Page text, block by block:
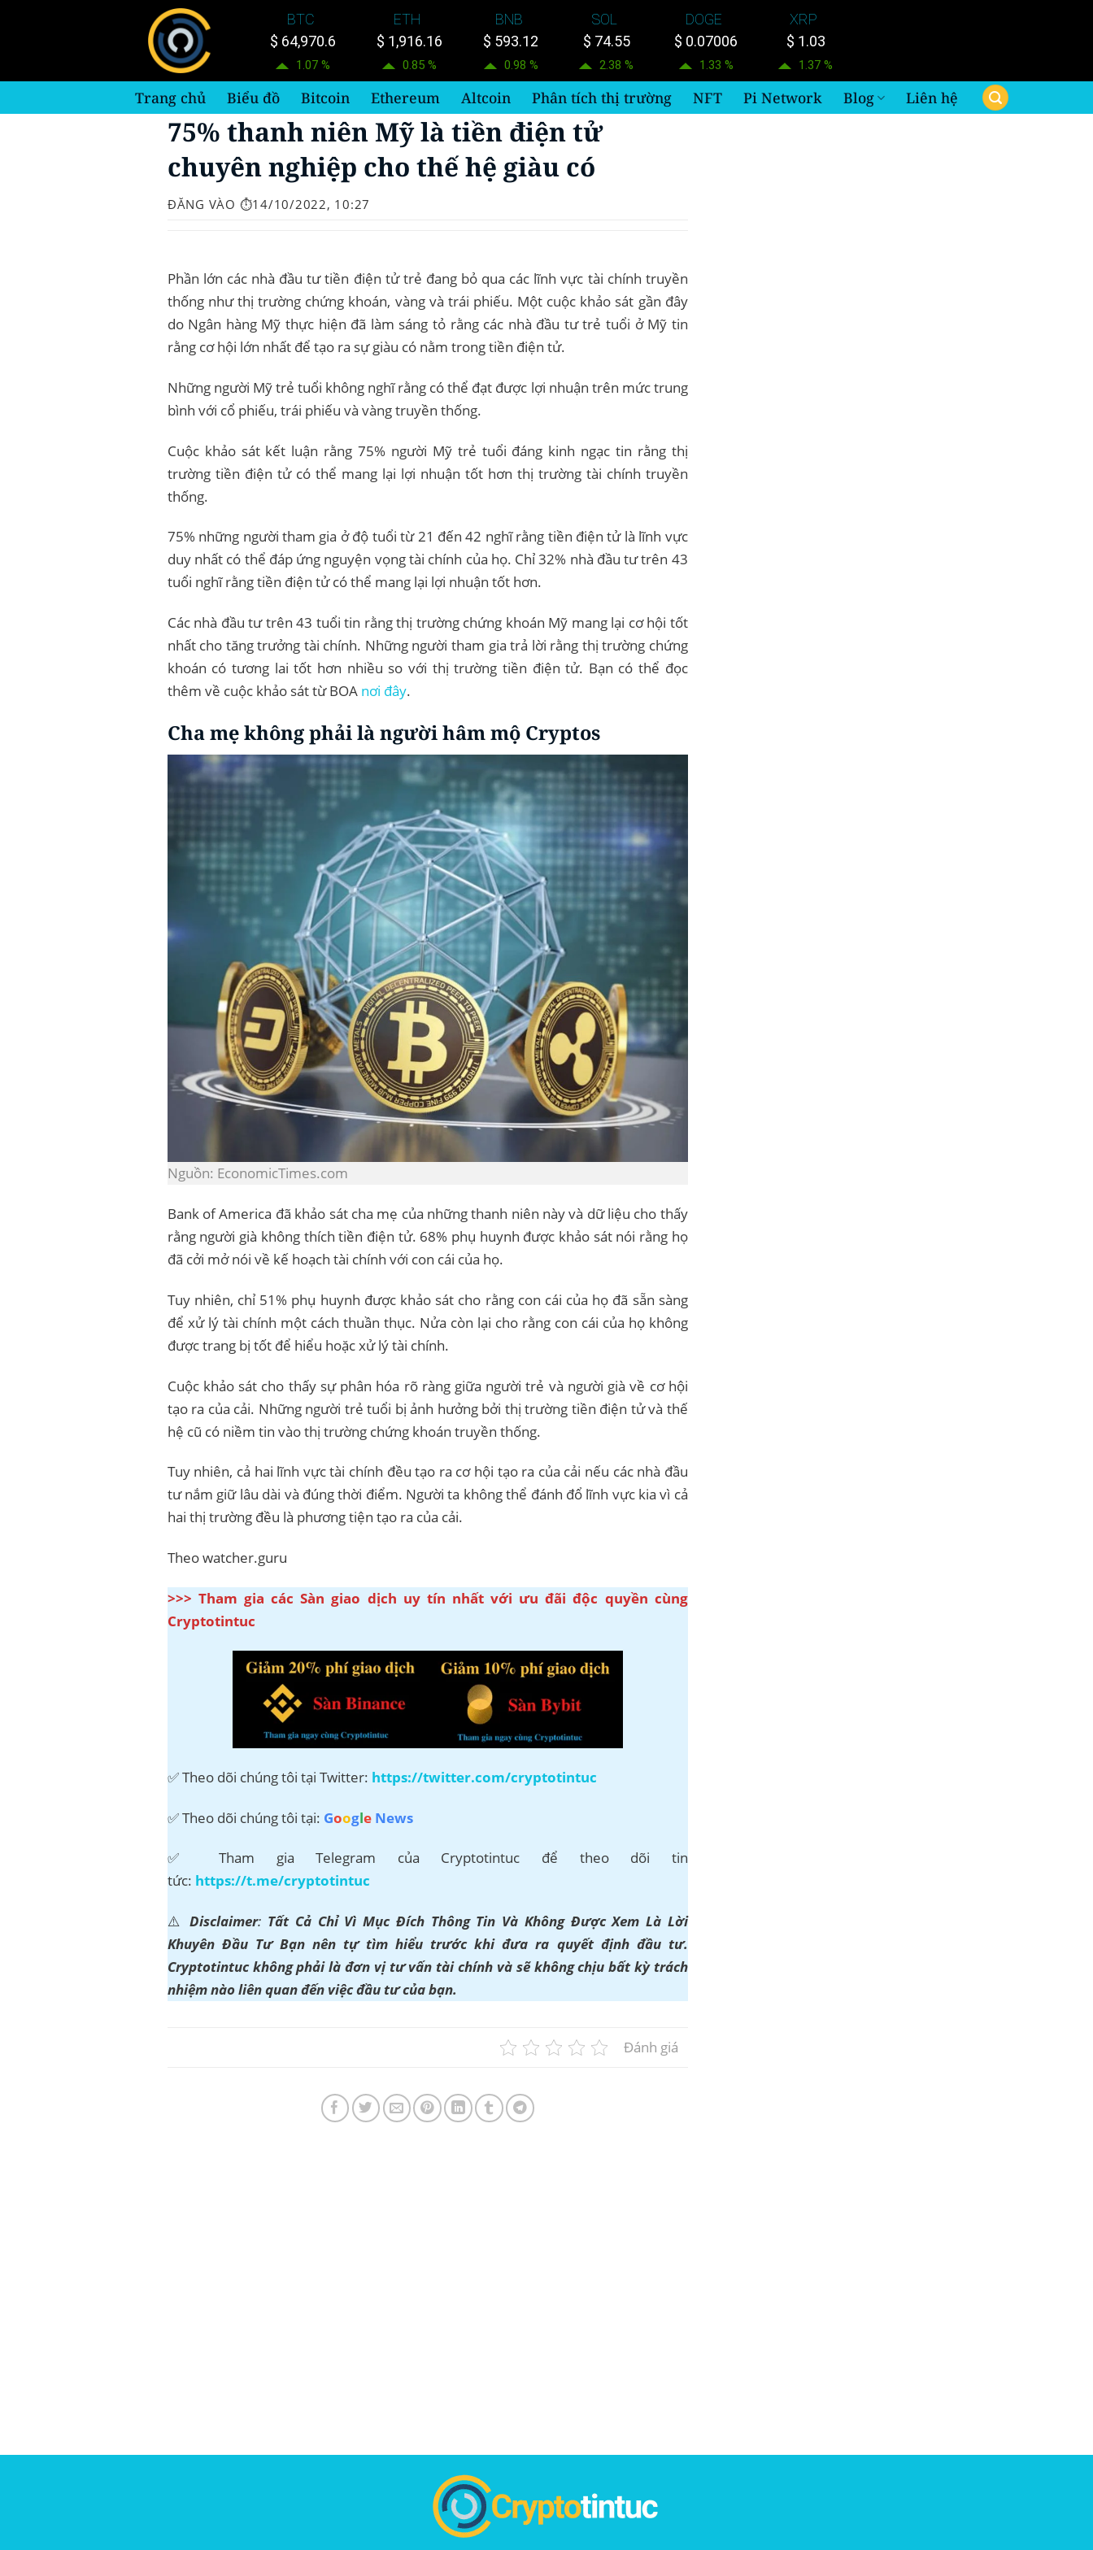
BTC
$ 64,970.6
1.07 %
ETH
$ 1,916.16
0.85 %
BNB
$ 593.12
0.98 %
SOL
$ 74.55
2.38 %
DOGE
$ 0.07006
1.33 %
XRP
$ 1.03
1.37 %
Trang chủ Biểu đồ Bitcoin Ethereum Altcoin Phân tích thị trường NFT Pi Network Blog Liên hệ
75% thanh niên Mỹ là tiền điện tử
chuyên nghiệp cho thế hệ giàu có
ĐĂNG VÀO ⏱️14/10/2022, 10:27
Phần lớn các nhà đầu tư tiền điện tử trẻ đang bỏ qua các lĩnh vực tài chính truyền
thống như thị trường chứng khoán, vàng và trái phiếu. Một cuộc khảo sát gần đây
do Ngân hàng Mỹ thực hiện đã làm sáng tỏ rằng các nhà đầu tư trẻ tuổi ở Mỹ tin
rằng cơ hội lớn nhất để tạo ra sự giàu có nằm trong tiền điện tử.
Những người Mỹ trẻ tuổi không nghĩ rằng có thể đạt được lợi nhuận trên mức trung
bình với cổ phiếu, trái phiếu và vàng truyền thống.
Cuộc khảo sát kết luận rằng 75% người Mỹ trẻ tuổi đáng kinh ngạc tin rằng thị
trường tiền điện tử có thể mang lại lợi nhuận tốt hơn thị trường tài chính truyền
thống.
75% những người tham gia ở độ tuổi từ 21 đến 42 nghĩ rằng tiền điện tử là lĩnh vực
duy nhất có thể đáp ứng nguyện vọng tài chính của họ. Chỉ 32% nhà đầu tư trên 43
tuổi nghĩ rằng tiền điện tử có thể mang lại lợi nhuận tốt hơn.
Các nhà đầu tư trên 43 tuổi tin rằng thị trường chứng khoán Mỹ mang lại cơ hội tốt
nhất cho tăng trưởng tài chính. Những người tham gia trả lời rằng thị trường chứng
khoán có tương lai tốt hơn nhiều so với thị trường tiền điện tử. Bạn có thể đọc
thêm về cuộc khảo sát từ BOA nơi đây.
Cha mẹ không phải là người hâm mộ Cryptos
Nguồn: EconomicTimes.com
Bank of America đã khảo sát cha mẹ của những thanh niên này và dữ liệu cho thấy
rằng người già không thích tiền điện tử. 68% phụ huynh được khảo sát nói rằng họ
đã cởi mở nói về kế hoạch tài chính với con cái của họ.
Tuy nhiên, chỉ 51% phụ huynh được khảo sát cho rằng con cái của họ đã sẵn sàng
để xử lý tài chính một cách thuần thục. Nửa còn lại cho rằng con cái của họ không
được trang bị tốt để hiểu hoặc xử lý tài chính.
Cuộc khảo sát cho thấy sự phân hóa rõ ràng giữa người trẻ và người già về cơ hội
tạo ra của cải. Những người trẻ tuổi bị ảnh hưởng bởi thị trường tiền điện tử và thế
hệ cũ có niềm tin vào thị trường chứng khoán truyền thống.
Tuy nhiên, cả hai lĩnh vực tài chính đều tạo ra cơ hội tạo ra của cải nếu các nhà đầu
tư nắm giữ lâu dài và đúng thời điểm. Người ta không thể đánh đổ lĩnh vực kia vì cả
hai thị trường đều là phương tiện tạo ra của cải.
Theo watcher.guru
>>> Tham gia các Sàn giao dịch uy tín nhất với ưu đãi độc quyền cùng
Cryptotintuc
✅ Theo dõi chúng tôi tại Twitter: https://twitter.com/cryptotintuc
✅ Theo dõi chúng tôi tại: Google News
✅ Tham gia Telegram của Cryptotintuc để theo dõi tin
tức: https://t.me/cryptotintuc
⚠️Disclaimer: Tất Cả Chỉ Vì Mục Đích Thông Tin Và Không Được Xem Là Lời
Khuyên Đầu Tư Bạn nên tự tìm hiểu trước khi đưa ra quyết định đầu tư.
Cryptotintuc không phải là đơn vị tư vấn tài chính và sẽ không chịu bất kỳ trách
nhiệm nào liên quan đến việc đầu tư của bạn.
Đánh giá